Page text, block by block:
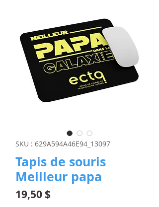
SKU : 629A594A46E94_13097
Tapis de souris
Meilleur papa
19,50 $Prix